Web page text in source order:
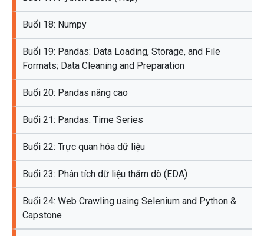
Buổi 18: Numpy
Buổi 19: Pandas: Data Loading, Storage, and File
Formats; Data Cleaning and Preparation
Buổi 20: Pandas nâng cao
Buổi 21: Pandas: Time Series
Buổi 22: Trực quan hóa dữ liệu
Buổi 23: Phân tích dữ liệu thăm dò (EDA)
Buổi 24: Web Crawling using Selenium and Python &
Capstone